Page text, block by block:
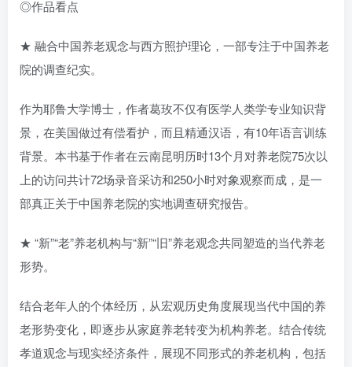
◎作品看点
★ 融合中国养老观念与西方照护理论，一部专注于中国养老
院的调查纪实。
作为耶鲁大学博士，作者葛玫不仅有医学人类学专业知识背
景，在美国做过有偿看护，而且精通汉语，有10年语言训练
背景。本书基于作者在云南昆明历时13个月对养老院75次以
上的访问共计72场录音采访和250小时对象观察而成，是一
部真正关于中国养老院的实地调查研究报告。
★ “新”“老”养老机构与“新”“旧”养老观念共同塑造的当代养老
形势。
结合老年人的个体经历，从宏观历史角度展现当代中国的养
老形势变化，即逐步从家庭养老转变为机构养老。结合传统
孝道观念与现实经济条件，展现不同形式的养老机构，包括